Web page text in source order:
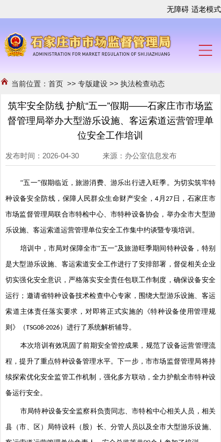
无障碍 适老模式
当前位置：首页 >>专版建设 >>执法检查动态
筑牢安全防线 护航“五一”假期——石家庄市市场监
督管理局举办大型游乐设施、客运索道运营管理单
位安全工作培训
发布时间：2026-04-30 来源：办公室信息发布
“五一”假期临近，旅游消费、游乐出行进入旺季。为切实筑牢特
种设备安全防线，保障人民群众生命财产安全，4 月 27 日，石家庄市
市场监督管理局联合市特检中心、市特种设备协会，举办全市大型游
乐设施、客运索道运营管理单位安全工作集中约谈暨专项培训。
培训中，市局对保障全市“五一”及旅游旺季期间特种设备，特别
是大型游乐设施、客运索道安全工作进行了安排部署，督促相关企业
切实强化安全意识，严格落实安全责任包联工作制度，确保设备安全
运行；邀请省特种设备技术检查中心专家，围绕大型游乐设施、客运
索道主体责任落实要求，对即将正式实施的《特种设备使用管理规
则》（TSG08-2026）进行了系统解析辅导。
本次培训有效巩固了前期安全管控成果，规范了设备运营管理流
程，提升了重点特种设备管理水平。下一步，市市场监督管理局将持
续探索优化安全监管工作机制，强化多方联动，全力护航全市特种设
备运行安全。
市局特种设备安全监察科负责同志、市特检中心相关人员，相关
县（市、区）局特设科（股）长、分管人员以及全市大型游乐设施、